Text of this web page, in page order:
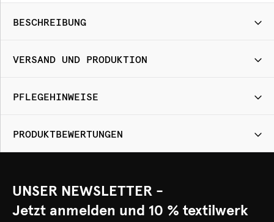
BESCHREIBUNG
VERSAND UND PRODUKTION
PFLEGEHINWEISE
PRODUKTBEWERTUNGEN
UNSER NEWSLETTER -
Jetzt anmelden und 10 % textilwerk